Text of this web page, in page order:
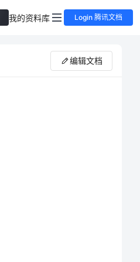
我的资料库 Login 腾讯文档
编辑文档